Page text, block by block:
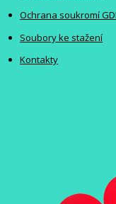
Ochrana soukromí
Soubory ke stažení
Kontakty